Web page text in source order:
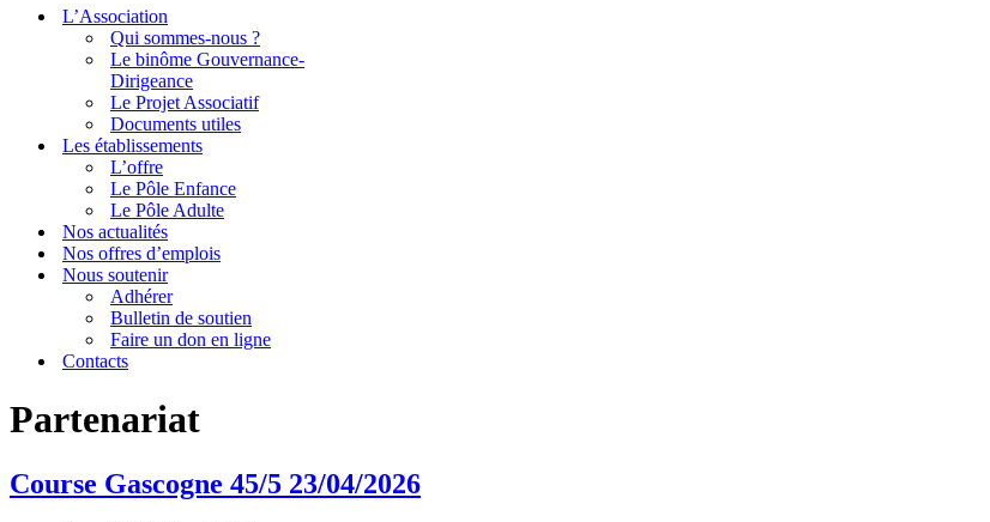
navigationL’Association
Qui sommes-nous ?
Le binôme Gouvernance-
Dirigeance
Le Projet Associatif
Documents utiles
Les établissements
L’offre
Le Pôle Enfance
Le Pôle Adulte
Nos actualités
Nos offres d’emplois
Nous soutenir
Adhérer
Bulletin de soutien
Faire un don en ligne
Contacts
Partenariat
Course Gascogne 45/5 23/04/2026